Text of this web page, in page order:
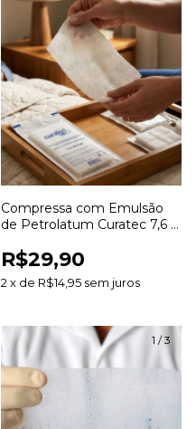
Compressa com Emulsão
de Petrolatum Curatec 7,6 x
R$29,90
2 x de R$14,95 sem juros
1 /3